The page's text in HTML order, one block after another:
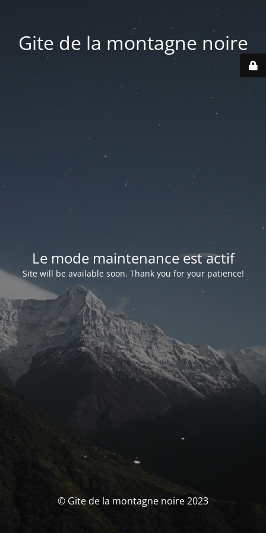
Gite de la montagne noire
Le mode maintenance est actif
Site will be available soon. Thank you for your patience!
© Gite de la montagne noire 2023